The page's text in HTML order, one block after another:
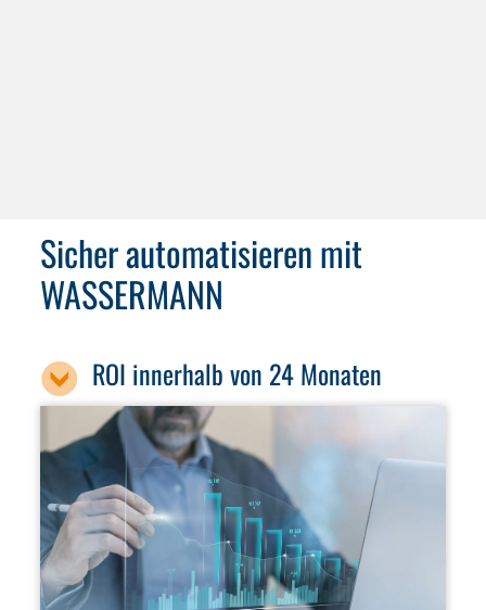
Sicher automatisieren mit
WASSERMANN
ROI innerhalb von 24 Monaten